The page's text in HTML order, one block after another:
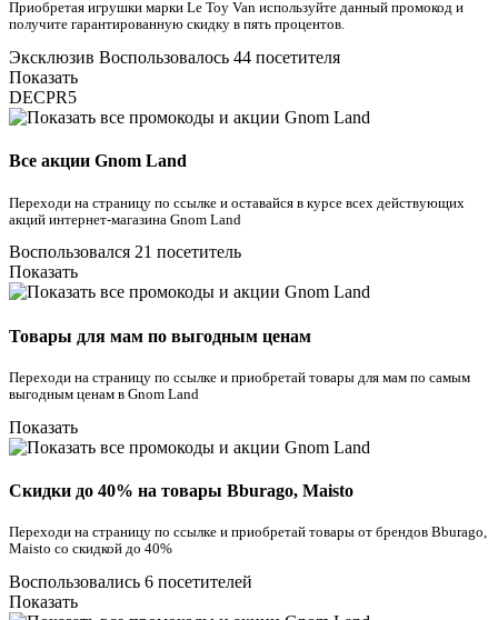
Приобретая игрушки марки Le Toy Van используйте данный промокод и
получите гарантированную скидку в пять процентов.
Эксклюзив Воспользовалось 44 посетителя
Показать
DECPR5
Все акции Gnom Land
Переходи на страницу по ссылке и оставайся в курсе всех действующих
акций интернет-магазина Gnom Land
Воспользовался 21 посетитель
Показать
Товары для мам по выгодным ценам
Переходи на страницу по ссылке и приобретай товары для мам по самым
выгодным ценам в Gnom Land
Показать
Скидки до 40% на товары Bburago, Maisto
Переходи на страницу по ссылке и приобретай товары от брендов Bburago,
Maisto со скидкой до 40%
Воспользовались 6 посетителей
Показать